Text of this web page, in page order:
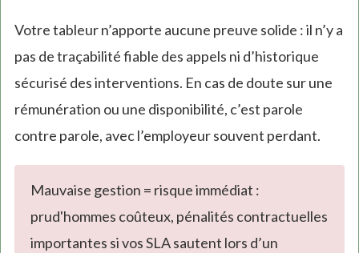
Votre tableur n’apporte aucune preuve solide : il n’y a
pas de traçabilité fiable des appels ni d’historique
sécurisé des interventions. En cas de doute sur une
rémunération ou une disponibilité, c’est parole
contre parole, avec l’employeur souvent perdant.
Mauvaise gestion = risque immédiat :
prud'hommes coûteux, pénalités contractuelles
importantes si vos SLA sautent lors d’un